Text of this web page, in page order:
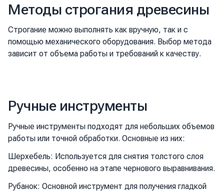
Методы строгания древесины
Строгание можно выполнять как вручную, так и с
помощью механического оборудования. Выбор метода
зависит от объема работы и требований к качеству.
Ручные инструменты
Ручные инструменты подходят для небольших объемов
работы или точной обработки. Основные из них:
Шерхебель: Используется для снятия толстого слоя
древесины, особенно на этапе чернового выравнивания.
Рубанок: Основной инструмент для получения гладкой